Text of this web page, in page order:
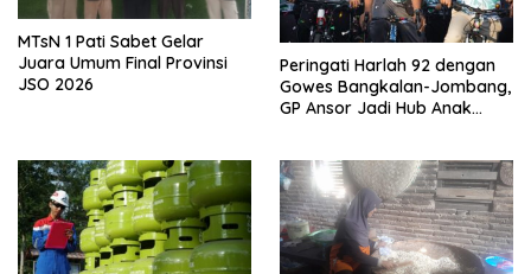
MTsN 1 Pati Sabet Gelar
Juara Umum Final Provinsi
JSO 2026
Peringati Harlah 92 dengan
Gowes Bangkalan-Jombang,
GP Ansor Jadi Hub Anak